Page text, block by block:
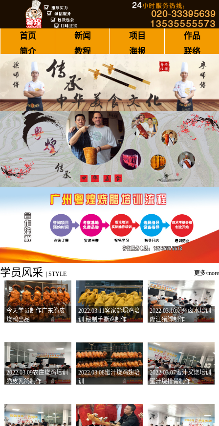
首页 新闻 项目
作品
简介
教程 海报 联络
学员风采 STYLE 更多/more
今天学员制作广东脆皮
烧鸭出品
2022.03.11客家盐焗鸡培
训 秘制手撕鸡制作
2022.03.10潮州卤水培训
隆江猪脚制作
2022.03.09农庄烧鸡培训
脆皮乳鸽制作
2022.03.08蜜汁烧鸡翅培
训
2022.03.07蜜汁叉烧培训
蜜汁烧排骨制作